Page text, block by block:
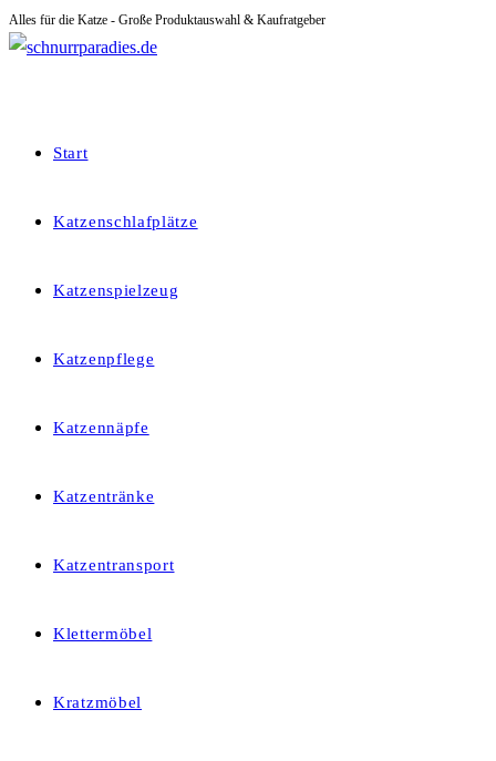
Zum
Inhalt
Alles für die Katze - Große Produktauswahl & Kaufratgeber
Start
Katzenschlafplätze
Katzenspielzeug
Katzenpflege
Katzennäpfe
Katzentränke
Katzentransport
Klettermöbel
Kratzmöbel